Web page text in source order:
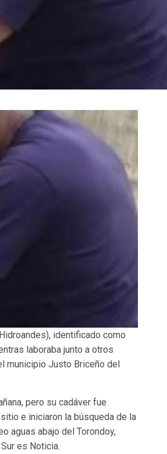
identificado como
laboraba junto a otros
municipio Justo Briceño del
pero su cadáver fue
e iniciaron la búsqueda de la
aguas abajo del Torondoy,
es Noticia.